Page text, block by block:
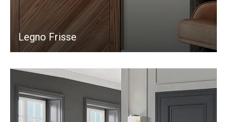
Legno Frisse